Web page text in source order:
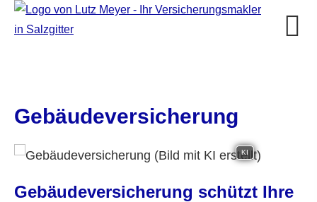
Ge­bäude­ver­si­che­rung
KI
Ge­bäude­ver­si­che­rung schützt Ihre